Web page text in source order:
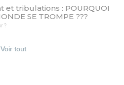
et tribulations : POURQUOI
SE TROMPE ???
?
Voir tout